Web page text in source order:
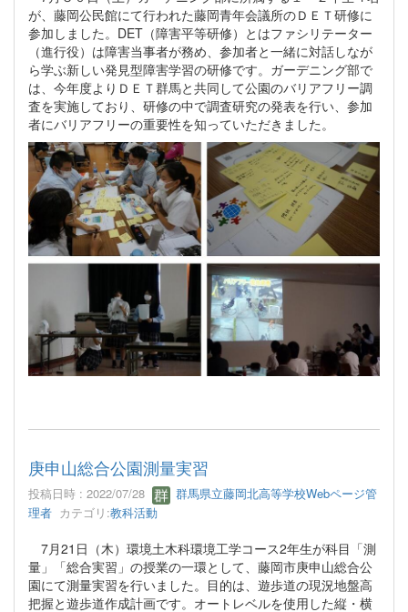
が、藤岡公民館にて行われた藤岡青年会議所のＤＥＴ研修に
参加しました。DET（障害平等研修）とはファシリテーター
（進行役）は障害当事者が務め、参加者と一緒に対話しなが
ら学ぶ新しい発見型障害学習の研修です。ガーデニング部で
は、今年度よりＤＥＴ群馬と共同して公園のバリアフリー調
査を実施しており、研修の中で調査研究の発表を行い、参加
者にバリアフリーの重要性を知っていただきました。
庚申山総合公園測量実習
投稿日時 : 2022/07/28
群馬県立藤岡北高等学校Webページ管
理者 カテゴリ:教科活動
7月21日（木）環境土木科環境工学コース2年生が科目「測
量」「総合実習」の授業の一環として、藤岡市庚申山総合公
園にて測量実習を行いました。目的は、遊歩道の現況地盤高
把握と遊歩道作成計画です。オートレベルを使用した縦・横